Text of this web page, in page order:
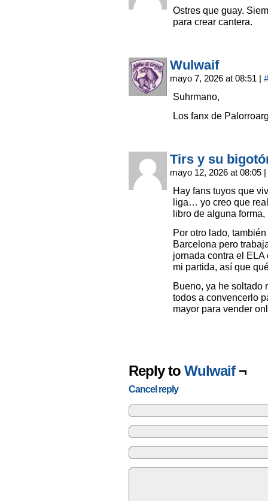
Ostres que guay.
para crear cantera.
Wulwaif
mayo 7, 2026 at 08:51 | #
Suhrmano,
Los fanx de
Tirs y su
mayo 12, 2026 at 08:05 |
Hay fans tuyos que
liga… yo creo que
libro de alguna
Por otro lado,
Barcelona pero
jornada contra el ELA
mi partida, así que
Bueno, ya he soltado
todos a convencerlo
mayor para vender
Reply to Wulwaif¬
Cancel reply